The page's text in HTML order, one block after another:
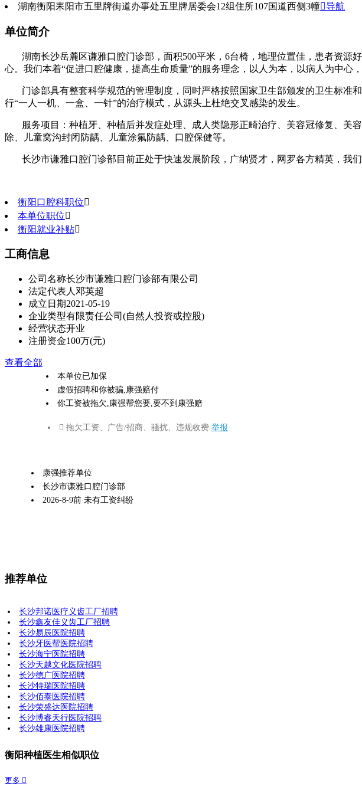
湖南衡阳耒阳市五里牌街道办事处五里牌居委会12组住所107国道西侧3幢导航
单位简介
湖南长沙岳麓区谦雅口腔门诊部，面积500平米，6台椅，地理位置佳，患者资
心。我们本着“促进口腔健康，提高生命质量”的服务理念，以人为本，以病人为中心
门诊部具有整套科学规范的管理制度，同时严格按照国家卫生部颁发的卫生标
行“一人一机、一盒、一针”的治疗模式，从源头上杜绝交叉感染的发生。
服务项目：种植牙、种植后并发症处理、成人类隐形正畸治疗、美容冠修复、
除、儿童窝沟封闭防龋、儿童涂氟防龋、口腔保健等。
长沙市谦雅口腔门诊部目前正处于快速发展阶段，广纳贤才，网罗各方精英，我
衡阳口腔科职位
本单位职位
衡阳就业补贴
工商信息
公司名称长沙市谦雅口腔门诊部有限公司
法定代表人 邓英超
成立日期2021-05-19
企业类型有限责任公司(自然人投资或控股)
经营状态开业
注册资金100万(元)
查看全部
本单位已加保
虚假招聘和你被骗,康强赔付
你工资被拖欠,康强帮您要,要不到康强赔
 拖欠工资、广告/招商、骚扰、违规收费 举报
康强推荐单位
长沙市谦雅口腔门诊部
2026-8-9前 未有工资纠纷
推荐单位
长沙邦诺医疗义齿工厂招聘
长沙鑫友佳义齿工厂招聘
长沙易辰医院招聘
长沙牙医帮医院招聘
长沙海宁医院招聘
长沙天越文化医院招聘
长沙德广医院招聘
长沙特瑞医院招聘
长沙佰泰医院招聘
长沙荣盛达医院招聘
长沙博睿天行医院招聘
长沙雄康医院招聘
衡阳种植医生相似职位
更多 